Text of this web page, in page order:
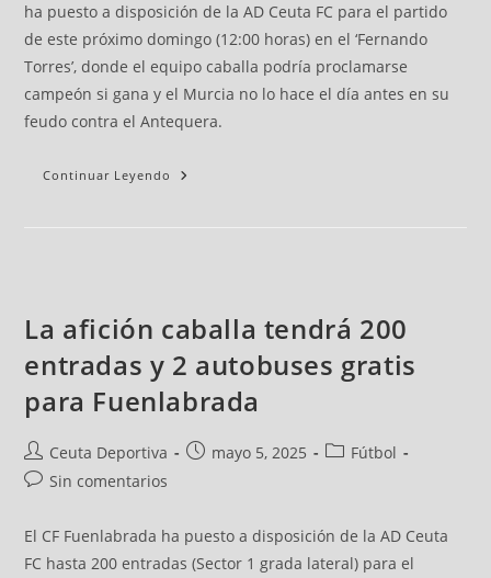
ha puesto a disposición de la AD Ceuta FC para el partido
de este próximo domingo (12:00 horas) en el ‘Fernando
Torres’, donde el equipo caballa podría proclamarse
campeón si gana y el Murcia no lo hace el día antes en su
feudo contra el Antequera.
Continuar Leyendo
La afición caballa tendrá 200
entradas y 2 autobuses gratis
para Fuenlabrada
Ceuta Deportiva mayo 5, 2025
Fútbol
Sin comentarios
El CF Fuenlabrada ha puesto a disposición de la AD Ceuta
FC hasta 200 entradas (Sector 1 grada lateral) para el